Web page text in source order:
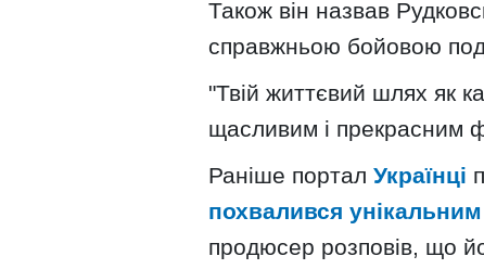
Також він назвав
справжньою бойовою
"Твій життєвий шлях як
щасливим і прекрасним
Раніше портал Українці
похвалився
продюсер розповів, що